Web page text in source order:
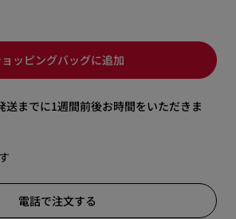
ッピングバッグに追加
送までに1週間前後お時間をいただきま
電話で注文する